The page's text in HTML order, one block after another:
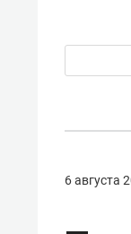
6 августа